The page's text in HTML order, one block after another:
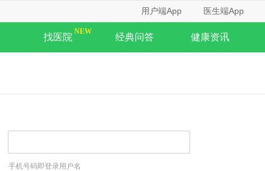
用户端App 医生端App
找医院 经典问答 健康资讯
手机号码即登录用户名